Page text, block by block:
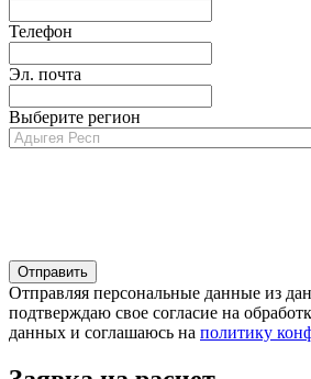
Телефон
Эл. почта
Выберите регион
Отправляя персональные данные из
подтверждаю свое согласие на
данных и соглашаюсь на политику